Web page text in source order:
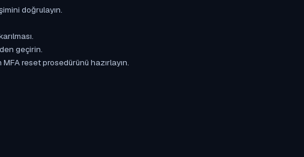
doğrulayın.
geçirin.
reset prosedürünü hazırlayın.